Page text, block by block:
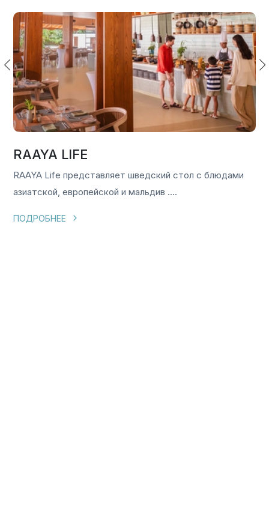
RAAYA LIFE
RAAYA Life представляет шведский стол с блюдами
азиатской, европейской и мальдив ....
ПОДРОБНЕЕ